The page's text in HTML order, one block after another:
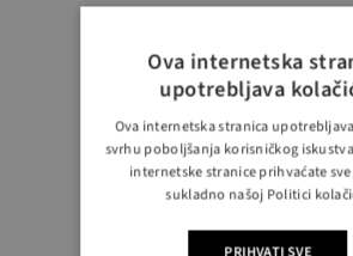
Ova internetska
upotrebljava
Ova internetska stranica
svrhu poboljšanja korisničkog
internetske stranice prihvaćate
sukladno našoj Politici